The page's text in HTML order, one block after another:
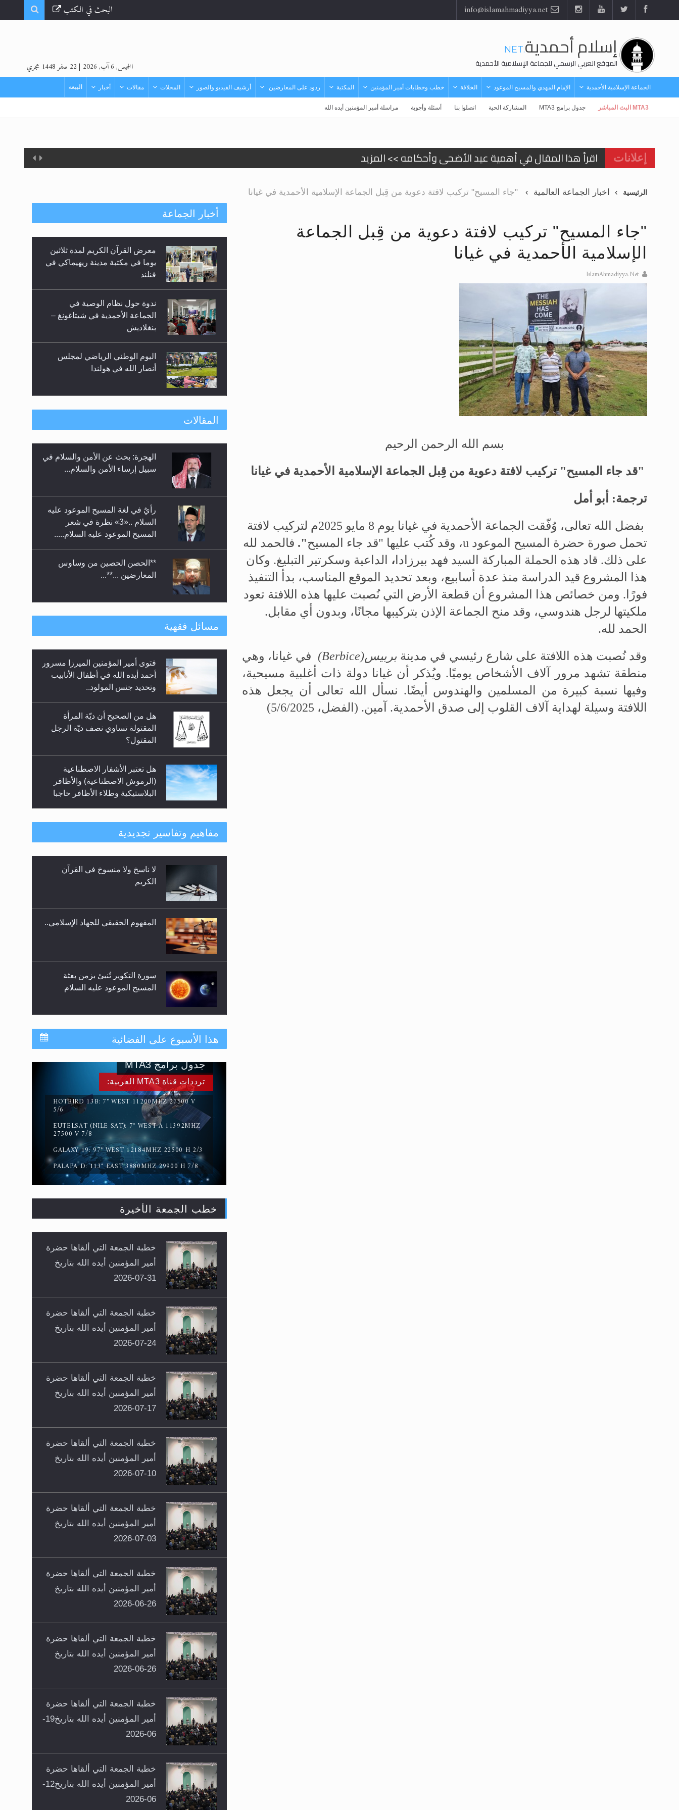
البحث في الكتب
إسلام أحمدية.NET
الموقع العربي الرسمي للجماعة الإسلامية الأحمدية الخميس, 6 آب, 2026 |22 صفر 1448 هجري
الجماعة الإسلامية الأحمدية الإمام المهدي والمسيح الموعود الخلافة خطب وخطابات أمير المؤمنين المكتبة ردود على المعارضين أرشيف الفيديو والصور المجلات مقالات أخبار البيعة
MTA3 البث المباشر جدول برامج MTA3 المشاركة الحية اتصلوا بنا أسئلة وأجوبة مراسلة أمير المؤمنين أيده الله
إعلانات
اقرأ هذا المقال في أهمية عيد الأضحى وأحكامه >> المزيد
الحجّ.. دلالات، حِكم، وأهداف >> المزيد
تعميم هامّ لأفراد الجماعة >> المزيد
تعميم هامّ لأفراد الجماعة >> المزيد
إعلان هامّ بخصوص الرسائل المرسلة إلى حضرة امير المؤمنين أيده الله والمكتب العربي >> المزيد
للانتقال إلى كافة الردود على القمص زكريا يطرس وأعداء الإسلام اضغط هنا >> المزيد
اقرأ هذا الكتاب وتعرّف على حقيقة الإسراء والمعراج >> المزيد
عرض مصوَّر لأقوال المستشرقين في خاتم النبيين صلى الله عليه وسلم >> المزيد
الحجّ.. دلالات، حِكم، وأهداف >> المزيد
الرئيسية اخبار الجماعة العالمية "جاء المسيح" تركيب لافتة دعوية من قِبل الجماعة الإسلامية الأحمدية في غيانا
"جاء المسيح" تركيب لافتة دعوية من قِبل الجماعة
الإسلامية الأحمدية في غيانا
IslamAhmadiyya.Net
بسم الله الرحمن الرحيم
"قد جاء المسيح" تركيب لافتة دعوية من قِبل الجماعة الإسلامية الأحمدية في غيانا
ترجمة: أبو أمل
بفضل الله تعالى، وُفّقت الجماعة الأحمدية في غيانا يوم 8 مايو 2025م لتركيب لافتة
تحمل صورة حضرة المسيح الموعود u، وقد كُتب عليها "قد جاء المسيح". فالحمد لله
على ذلك. قاد هذه الحملة المباركة السيد فهد بيرزادا ،
الداعية وسكرتير التبليغ. وكان
هذا المشروع قيد الدراسة منذ عدة أسابيع، وبعد تحديد الموقع المناسب، بدأ التنفيذ
فورًا. ومن خصائص هذا المشروع أن قطعة الأرض التي نُصبت عليها هذه اللافتة تعود
ملكيتها لرجل هندوسي، وقد منح الجماعة الإذن بتركيبها مجانًا، وبدون أي مقابل.
الحمد لله.
وقد نُصبت هذه اللافتة على شارع رئيسي في مدينةبربيس(Berbice) في غيانا، وهي
منطقة تشهد مرور آلاف الأشخاص يوميًا. ويُذكر أن غيانا دولة ذات أغلبية مسيحية،
وفيها نسبة كبيرة من المسلمين والهندوس أيضًا. نسأل الله تعالى أن يجعل هذه
اللافتة وسيلة لهداية آلاف القلوب إلى صدق الأحمدية. آمين. (الفضل، 5/6/2025)
أخبار الجماعة
معرض القرآن الكريم لمدة ثلاثين
يوما في مكتبة مدينة ريهيماكي في
فنلند
ندوة حول نظام الوصية في
الجماعة الأحمدية في شيتاغونغ –
بنغلاديش
اليوم الوطني الرياضي لمجلس
أنصار الله في هولندا
إتمام حفظ القرآن الكريم لثلاثة
حفل توزيع الشهادات في الجامعة
الأحمدية بنيجيريا لعام 2025
المقالات
الهجرة: بحث عن الأمن والسلام في
سبيل إرساء الأمن والسلام...
رأيٌ في لغة المسيح الموعود عليه
السلام ..«3» نظرة في شعر
المسيح الموعود عليه السلام.....
**الحصن الحصين من وساوس
المعارضين ...**...
متطلَّبات التّحريك الجديد...
رأيٌ في لغة المسيح الموعود عليه
السلام.. 4...
مسائل فقهية
فتوى أمير المؤمنين الميرزا مسرور
أحمد أيده الله في أطفال الأنابيب
وتحديد جنس المولود..
هل من الصحيح أن ديّة المرأة
المقتولة تساوي نصف ديّة الرجل
المقتول؟
هل تعتبر الأشفار الاصطناعية
(الرموش الاصطناعية) والأظافر
البلاستيكية وطلاء الأظافر حاجبا
هل يُحسب حول الزكاة وفق السنة
الميلادية أو الهجرية؟
هل يجوز فتح مشروع كوافير نسائي
للمحجبات وغير المحجبات؟
مفاهيم وتفاسير تجديدية
لا ناسخ ولا منسوخ في القرآن
الكريم
المفهوم الحقيقي للجهاد الإسلامي..
سورة التكوير تُنبئ بزمن بعثة
المسيح الموعود عليه السلام
حقيقة المسيح الدجال
القرآن قاضٍ وحكمٌ على السنة
ومهيمنٌ عليها.. ليس العكس
هذا الأسبوع على الفضائية
ترددات قناة MTA3 العربية:
HOTBIRD 13B: 7° WEST 11200MHZ 27500 V
5/6
EUTELSAT (NILE SAT): 7° WEST-A 11392MHZ
27500 V 7/8
GALAXY 19: 97° WEST 12184MHZ 22500 H 2/3
PALAPA D: 113° EAST 3880MHZ 29900 H 7/8
جدول برامج MTA3
خطب الجمعة الأخيرة
خطبة الجمعة التي ألقاها حضرة
أمير المؤمنين أيده الله بتاريخ
31-07-2026
خطبة الجمعة التي ألقاها حضرة
أمير المؤمنين أيده الله بتاريخ
24-07-2026
خطبة الجمعة التي ألقاها حضرة
أمير المؤمنين أيده الله بتاريخ
17-07-2026
خطبة الجمعة التي ألقاها حضرة
أمير المؤمنين أيده الله بتاريخ
10-07-2026
خطبة الجمعة التي ألقاها حضرة
أمير المؤمنين أيده الله بتاريخ
03-07-2026
خطبة الجمعة التي ألقاها حضرة
أمير المؤمنين أيده الله بتاريخ
26-06-2026
خطبة الجمعة التي ألقاها حضرة
أمير المؤمنين أيده الله بتاريخ
26-06-2026
خطبة الجمعة التي ألقاها حضرة
أمير المؤمنين أيده الله بتاريخ19-
06-2026
خطبة الجمعة التي ألقاها حضرة
أمير المؤمنين أيده الله بتاريخ12-
06-2026